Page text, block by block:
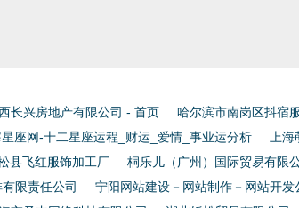
长兴房地产有限公司 - 首页 哈尔滨市南岗区抖宿
座网-十二星座运程_财运_爱情_事业运分析 上
县飞红服饰加工厂 桐乐儿（广州）国际贸易有限
限责任公司 宁阳网站建设－网站制作－网站开发